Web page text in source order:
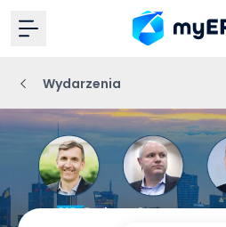
Wydarzenia